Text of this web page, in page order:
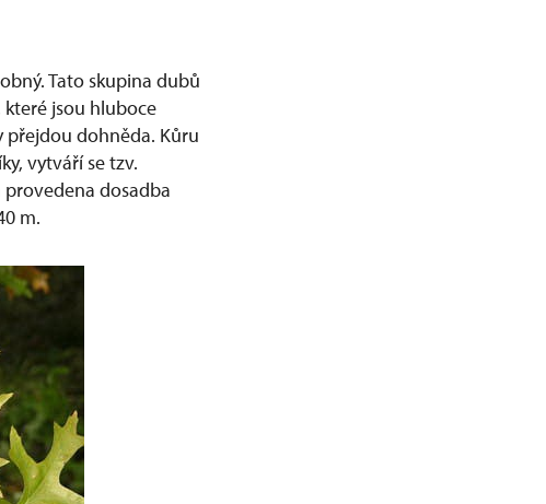
Tato skupina dubů
jsou hluboce
přejdou dohněda. Kůru
vytváří se tzv.
dosadba
m.